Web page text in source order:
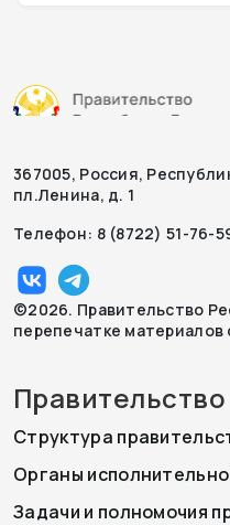
367005, Россия,
пл.Ленина, д. 1
Телефон: 8 (8722) 51-76-
©2026. Правительство
перепечатке материалов
Правительство
Структура
Органы
Задачи и полномочия